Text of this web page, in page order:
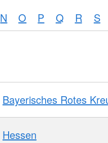
N O P Q R S
Bayerisches Rotes
Hessen